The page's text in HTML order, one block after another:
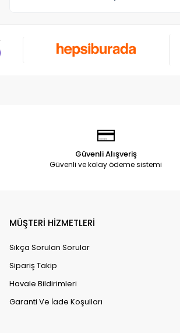
Güvenli Alışveriş
Güvenli ve kolay ödeme sistemi
MÜŞTERİ HİZMETLERİ
Sıkça Sorulan Sorular
Sipariş Takip
Havale Bildirimleri
Garanti Ve İade Koşulları